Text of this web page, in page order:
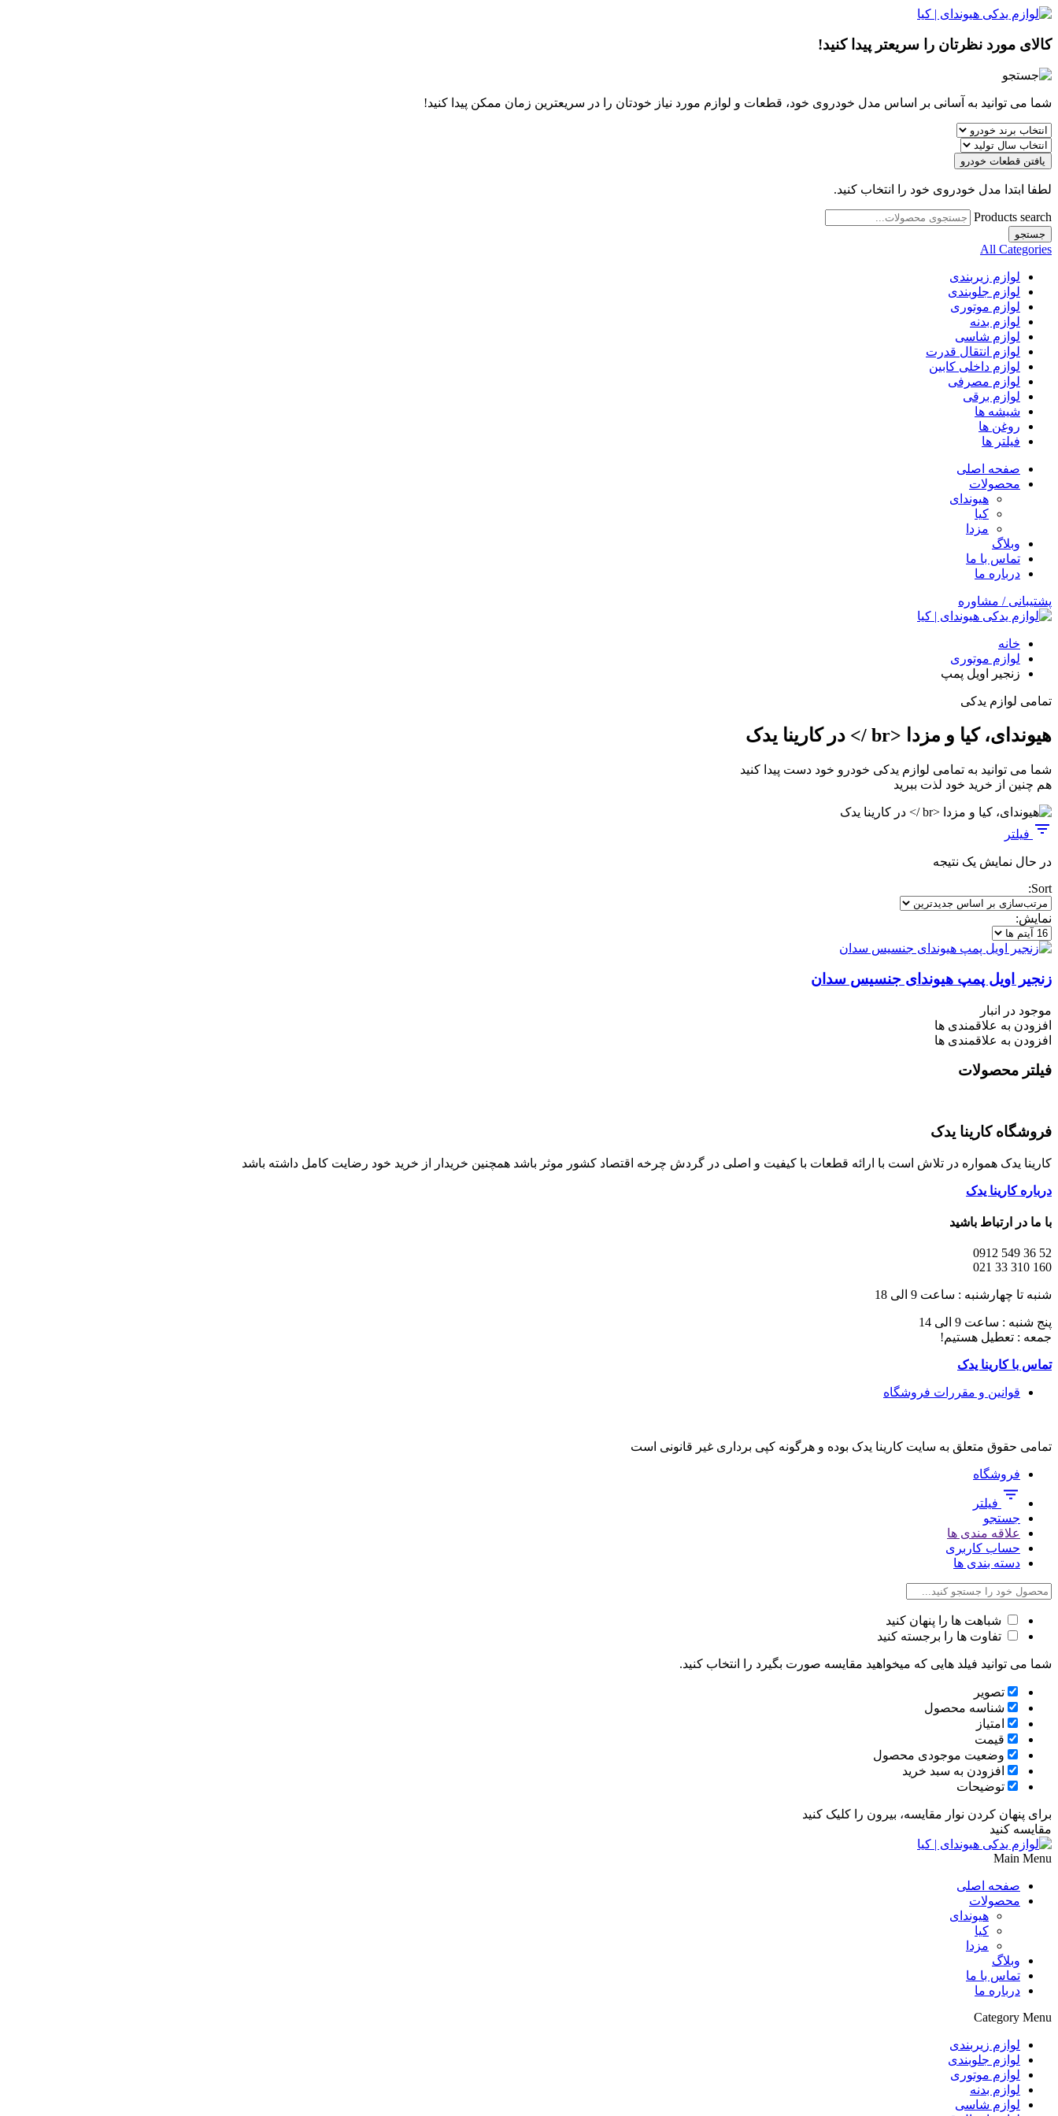
کالای مورد نظرتان را سریعتر پیدا کنید!
شما می توانید به آسانی بر اساس مدل خودروی خود، قطعات و لوازم مورد نیاز خودتان را در سریعترین زمان ممکن پیدا کنید!
یافتن قطعات خودرو
لطفا ابتدا مدل خودروی خود را انتخاب کنید.
Products search
جستجو
All Categories
لوازم زیربندی
لوازم جلوبندی
لوازم موتوری
لوازم بدنه
لوازم شاسی
لوازم انتقال قدرت
لوازم داخلی کابین
لوازم مصرفی
لوازم برقی
شیشه ها
روغن ها
فیلتر ها
صفحه اصلی
محصولات
هیوندای
کیا
مزدا
وبلاگ
تماس با ما
درباره ما
پشتیبانی / مشاوره
خانه
لوازم موتوری
زنجیر اویل پمپ
تمامی لوازم یدکی
هیوندای، کیا و مزدا <br /> در کارینا یدک
شما می توانید به تمامی لوازم یدکی خودرو خود دست پیدا کنید
هم چنین از خرید خود لذت ببرید
فیلتر
در حال نمایش یک نتیجه
Sort:
نمایش:
زنجیر اویل پمپ هیوندای جنسیس سدان
موجود در انبار
افزودن به علاقمندی ها
افزودن به علاقمندی ها
فیلتر محصولات
فروشگاه کارینا یدک
کارینا یدک همواره در تلاش است با ارائه قطعات با کیفیت و اصلی در گردش چرخه اقتصاد کشور موثر باشد همچنین خریدار از خرید خود رضایت کامل داشته باشد
درباره کارینا یدک
با ما در ارتباط باشید
52 36 549 0912
160 310 33 021
شنبه تا چهارشنبه : ساعت 9 الی 18
پنج شنبه : ساعت 9 الی 14
جمعه : تعطیل هستیم!
تماس با کارینا یدک
قوانین و مقررات فروشگاه
تمامی حقوق متعلق به سایت کارینا یدک بوده و هرگونه کپی برداری غیر قانونی است
فروشگاه
فیلتر
جستجو
علاقه مندی ها
حساب کاربری
دسته بندی ها
شباهت ها را پنهان کنید
تفاوت ها را برجسته کنید
شما می توانید فیلد هایی که میخواهید مقایسه صورت بگیرد را انتخاب کنید.
تصویر
شناسه محصول
امتیاز
قیمت
وضعیت موجودی محصول
افزودن به سبد خرید
توضیحات
برای پنهان کردن نوار مقایسه، بیرون را کلیک کنید
مقایسه کنید
Main Menu
صفحه اصلی
محصولات
هیوندای
کیا
مزدا
وبلاگ
تماس با ما
درباره ما
Category Menu
لوازم زیربندی
لوازم جلوبندی
لوازم موتوری
لوازم بدنه
لوازم شاسی